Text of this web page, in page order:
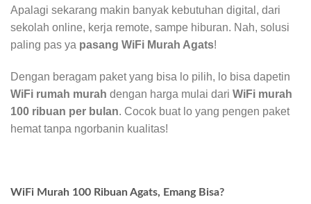
Apalagi sekarang makin banyak kebutuhan digital, dari
sekolah online, kerja remote, sampe hiburan. Nah, solusi
paling pas ya pasang WiFi Murah Agats!
Dengan beragam paket yang bisa lo pilih, lo bisa dapetin
WiFi rumah murah dengan harga mulai dari WiFi murah
100 ribuan per bulan. Cocok buat lo yang pengen paket
hemat tanpa ngorbanin kualitas!
WiFi Murah 100 Ribuan Agats, Emang Bisa?